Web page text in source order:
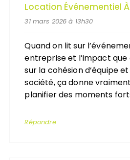
Location Événementiel
31 mars 2026 à 13h30
Quand on lit sur
entreprise et l’impact
sur la cohésion d’équipe
société, ça donne
planifier des moments
Répondre